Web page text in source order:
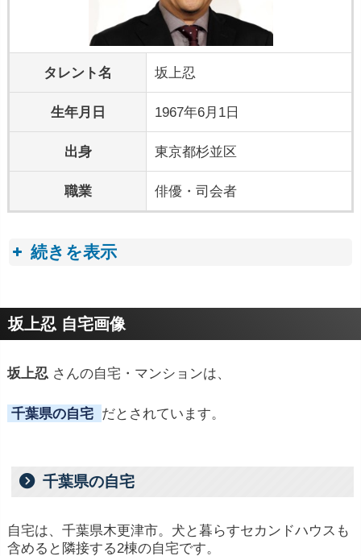
タレント名 坂上忍
生年月日 1967年6月1日
出身 東京都杉並区
職業 俳優・司会者
続きを表示
プロフィールトピック
坂上忍 自宅画像
坂上忍 さんの自宅・マンションは、
千葉県の自宅 だとされています。
千葉県の自宅
自宅は、千葉県木更津市。犬と暮らすセカンドハウスも
含めると隣接する2棟の自宅です。